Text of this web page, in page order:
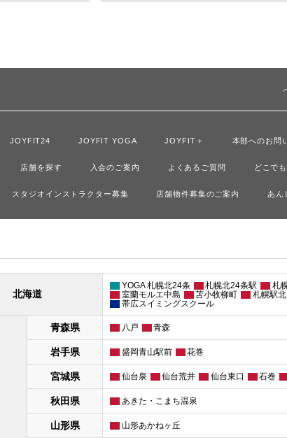
JOYFIT24 JOYFIT YOGA JOYFIT＋ 本部へのお問
店舗を探す 入会のご案内 よくあるご質問 どこで
スタジオインストラクター募集 店舗物件募集のご案内 あん
北海道
YOGA 札幌北24条 札幌北24条駅 札
室蘭モルエ中島
苫小牧柳町 札幌駅北
帯広スイミングスクール
青森県 八戸 青森
岩手県 盛岡青山駅前 花巻
宮城県 仙台泉 仙台荒井 仙台東口 石巻
秋田県 あきた・こまち温泉
山形県 山形あかねヶ丘